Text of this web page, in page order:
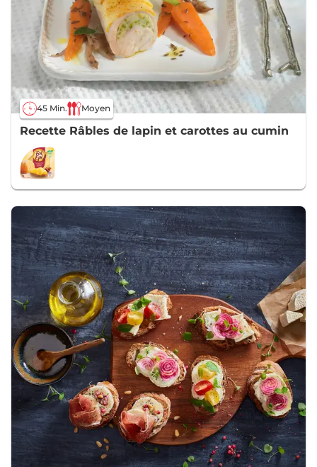
45 Min. Moyen
Recette Râbles de lapin et carottes au cumin